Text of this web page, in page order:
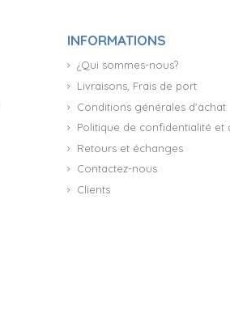
INFORMATIONS
¿Qui sommes-nous?
Livraisons, Frais de port
Conditions générales d'achat
Politique de confidentialité et
Retours et échanges
Contactez-nous
Clients